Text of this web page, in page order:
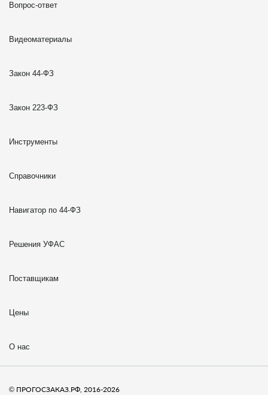
Вопрос-ответ
Видеоматериалы
Закон 44-ФЗ
Закон 223-ФЗ
Инструменты
Справочники
Навигатор по 44-ФЗ
Решения УФАС
Поставщикам
Цены
О нас
© ПРОГОСЗАКАЗ.РФ, 2016-2026